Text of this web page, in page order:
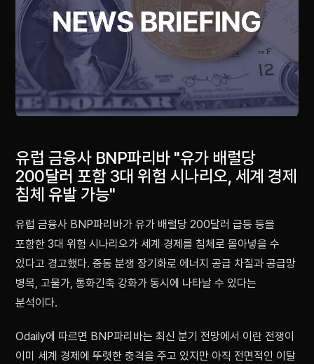
유럽 금융사 BNP파리바 "유가 배럴당
200달러 포함 3대 위험 시나리오, 세계 경제
침체 유발 가능"
유럽 금융사 BNP파리바가 유가 배럴당 200달러 급등 등을
포함한 3대 위험 시나리오가 세계 경제를 침체로 몰아넣을 수
있다고 경고했다. 중동 분쟁 장기화로 에너지 공급 차질과 공급망
병목, 고물가, 통화긴축 강화가 동시에 나타날 수 있다는
분석이다.
Odaily에 따르면 BNP파리바는 최신 분기 전망에서 이란 전쟁이
이미 세계 경제에 뚜렷한 충격을 주고 있지만 아직 전면적인 이탈